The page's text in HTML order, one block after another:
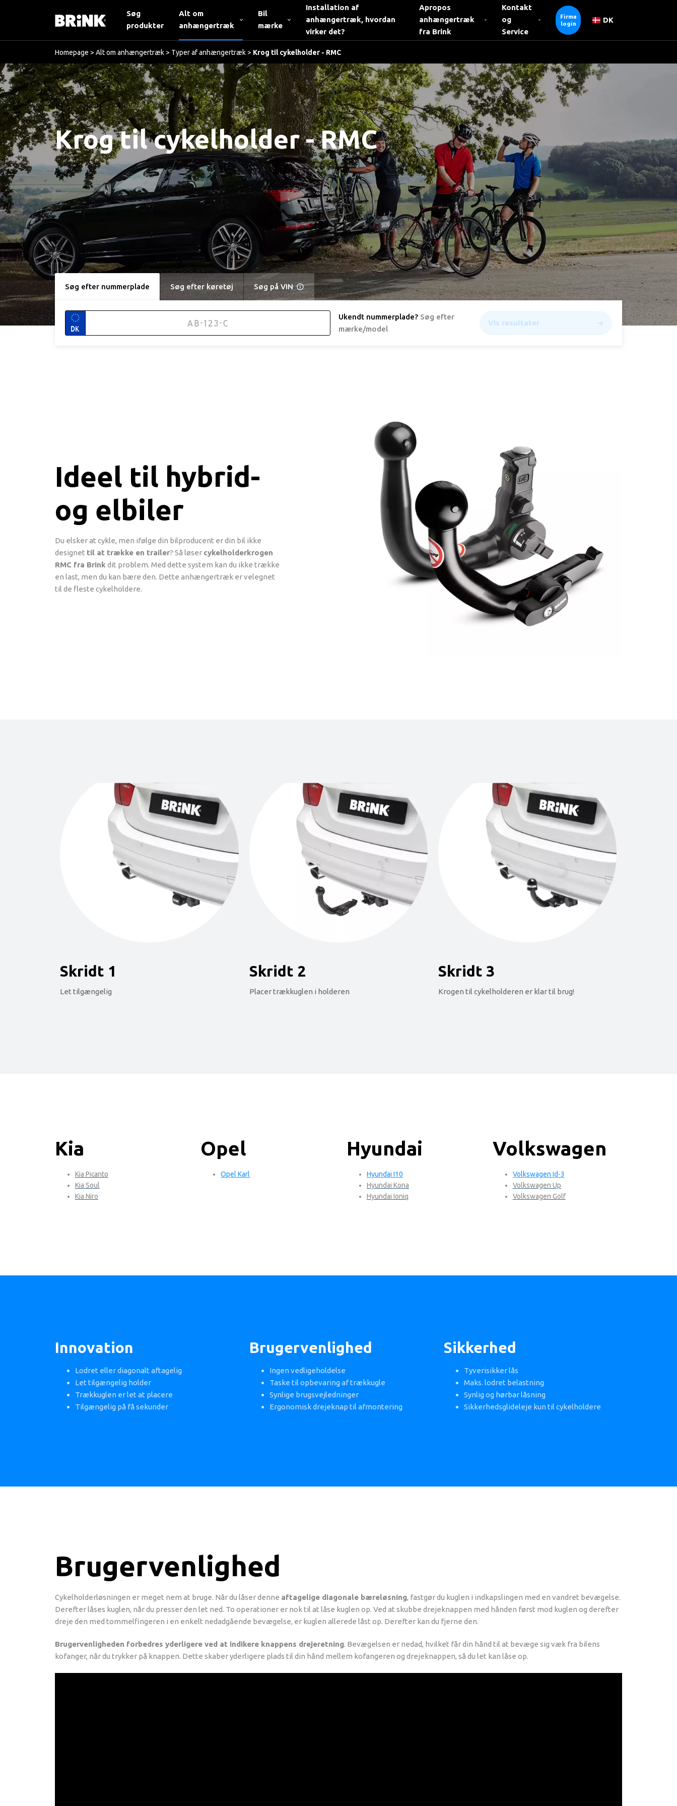
Søg
produkter
Alt om
anhængertræk
Bil
mærke
Installation af
anhængertræk, hvordan
virker det?
Apropos
anhængertræk
fra Brink
Kontakt
og
Service
Firma
login
DK
Homepage > Alt om anhængertræk > Typer af anhængertræk > Krog til cykelholder - RMC
Krog til cykelholder - RMC
Søg efter nummerplade Søg efter køretøj Søg på VIN
DK
Ukendt nummerplade? Søg efter
mærke/model
Vis resultater
Ideel til hybrid-
og elbiler
Du elsker at cykle, men ifølge din bilproducent er din bil ikke
designet til at trække en trailer? Så løser cykelholderkrogen
RMC fra Brink dit problem. Med dette system kan du ikke trække
en last, men du kan bære den. Dette anhængertræk er velegnet
til de fleste cykelholdere.
Skridt 1
Let tilgængelig
Skridt 2
Placer trækkuglen i holderen
Skridt 3
Krogen til cykelholderen er klar til brug!
Kia
Kia Picanto
Kia Soul
Kia Niro
Opel
Opel Karl
Hyundai
Hyundai I10
Hyundai Kona
Hyundai Ioniq
Volkswagen
Volkswagen Id-3
Volkswagen Up
Volkswagen Golf
Innovation
Lodret eller diagonalt aftagelig
Let tilgængelig holder
Trækkuglen er let at placere
Tilgængelig på få sekunder
Brugervenlighed
Ingen vedligeholdelse
Taske til opbevaring af trækkugle
Synlige brugsvejledninger
Ergonomisk drejeknap til afmontering
Sikkerhed
Tyverisikker lås
Maks. lodret belastning
Synlig og hørbar låsning
Sikkerhedsglideleje kun til cykelholdere
Brugervenlighed
Cykelholderløsningen er meget nem at bruge. Når du låser denne aftagelige diagonale bæreløsning, fastgør du kuglen i indkapslingen med en vandret bevægelse.
Derefter låses kuglen, når du presser den let ned. To operationer er nok til at låse kuglen op. Ved at skubbe drejeknappen med hånden først mod kuglen og derefter
dreje den med tommelfingeren i en enkelt nedadgående bevægelse, er kuglen allerede låst op. Derefter kan du fjerne den.
Brugervenligheden forbedres yderligere ved at indikere knappens drejeretning. Bevægelsen er nedad, hvilket får din hånd til at bevæge sig væk fra bilens
kofanger, når du trykker på knappen. Dette skaber yderligere plads til din hånd mellem kofangeren og drejeknappen, så du let kan låse op.